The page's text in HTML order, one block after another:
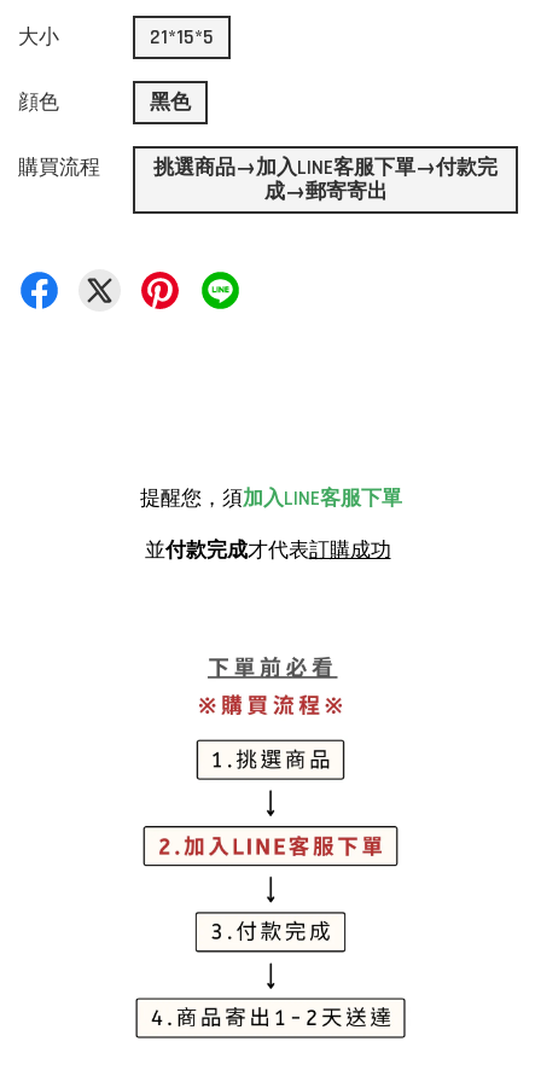
大小 21*15*5
顔色 黑色
購買流程
挑選商品→加入LINE客服下單→付款完
成→郵寄寄出
提醒您，須加入LINE客服下單
並付款完成才代表訂購成功